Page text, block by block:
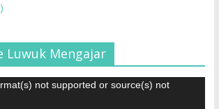
Luwuk Mengajar
not supported or source(s) not